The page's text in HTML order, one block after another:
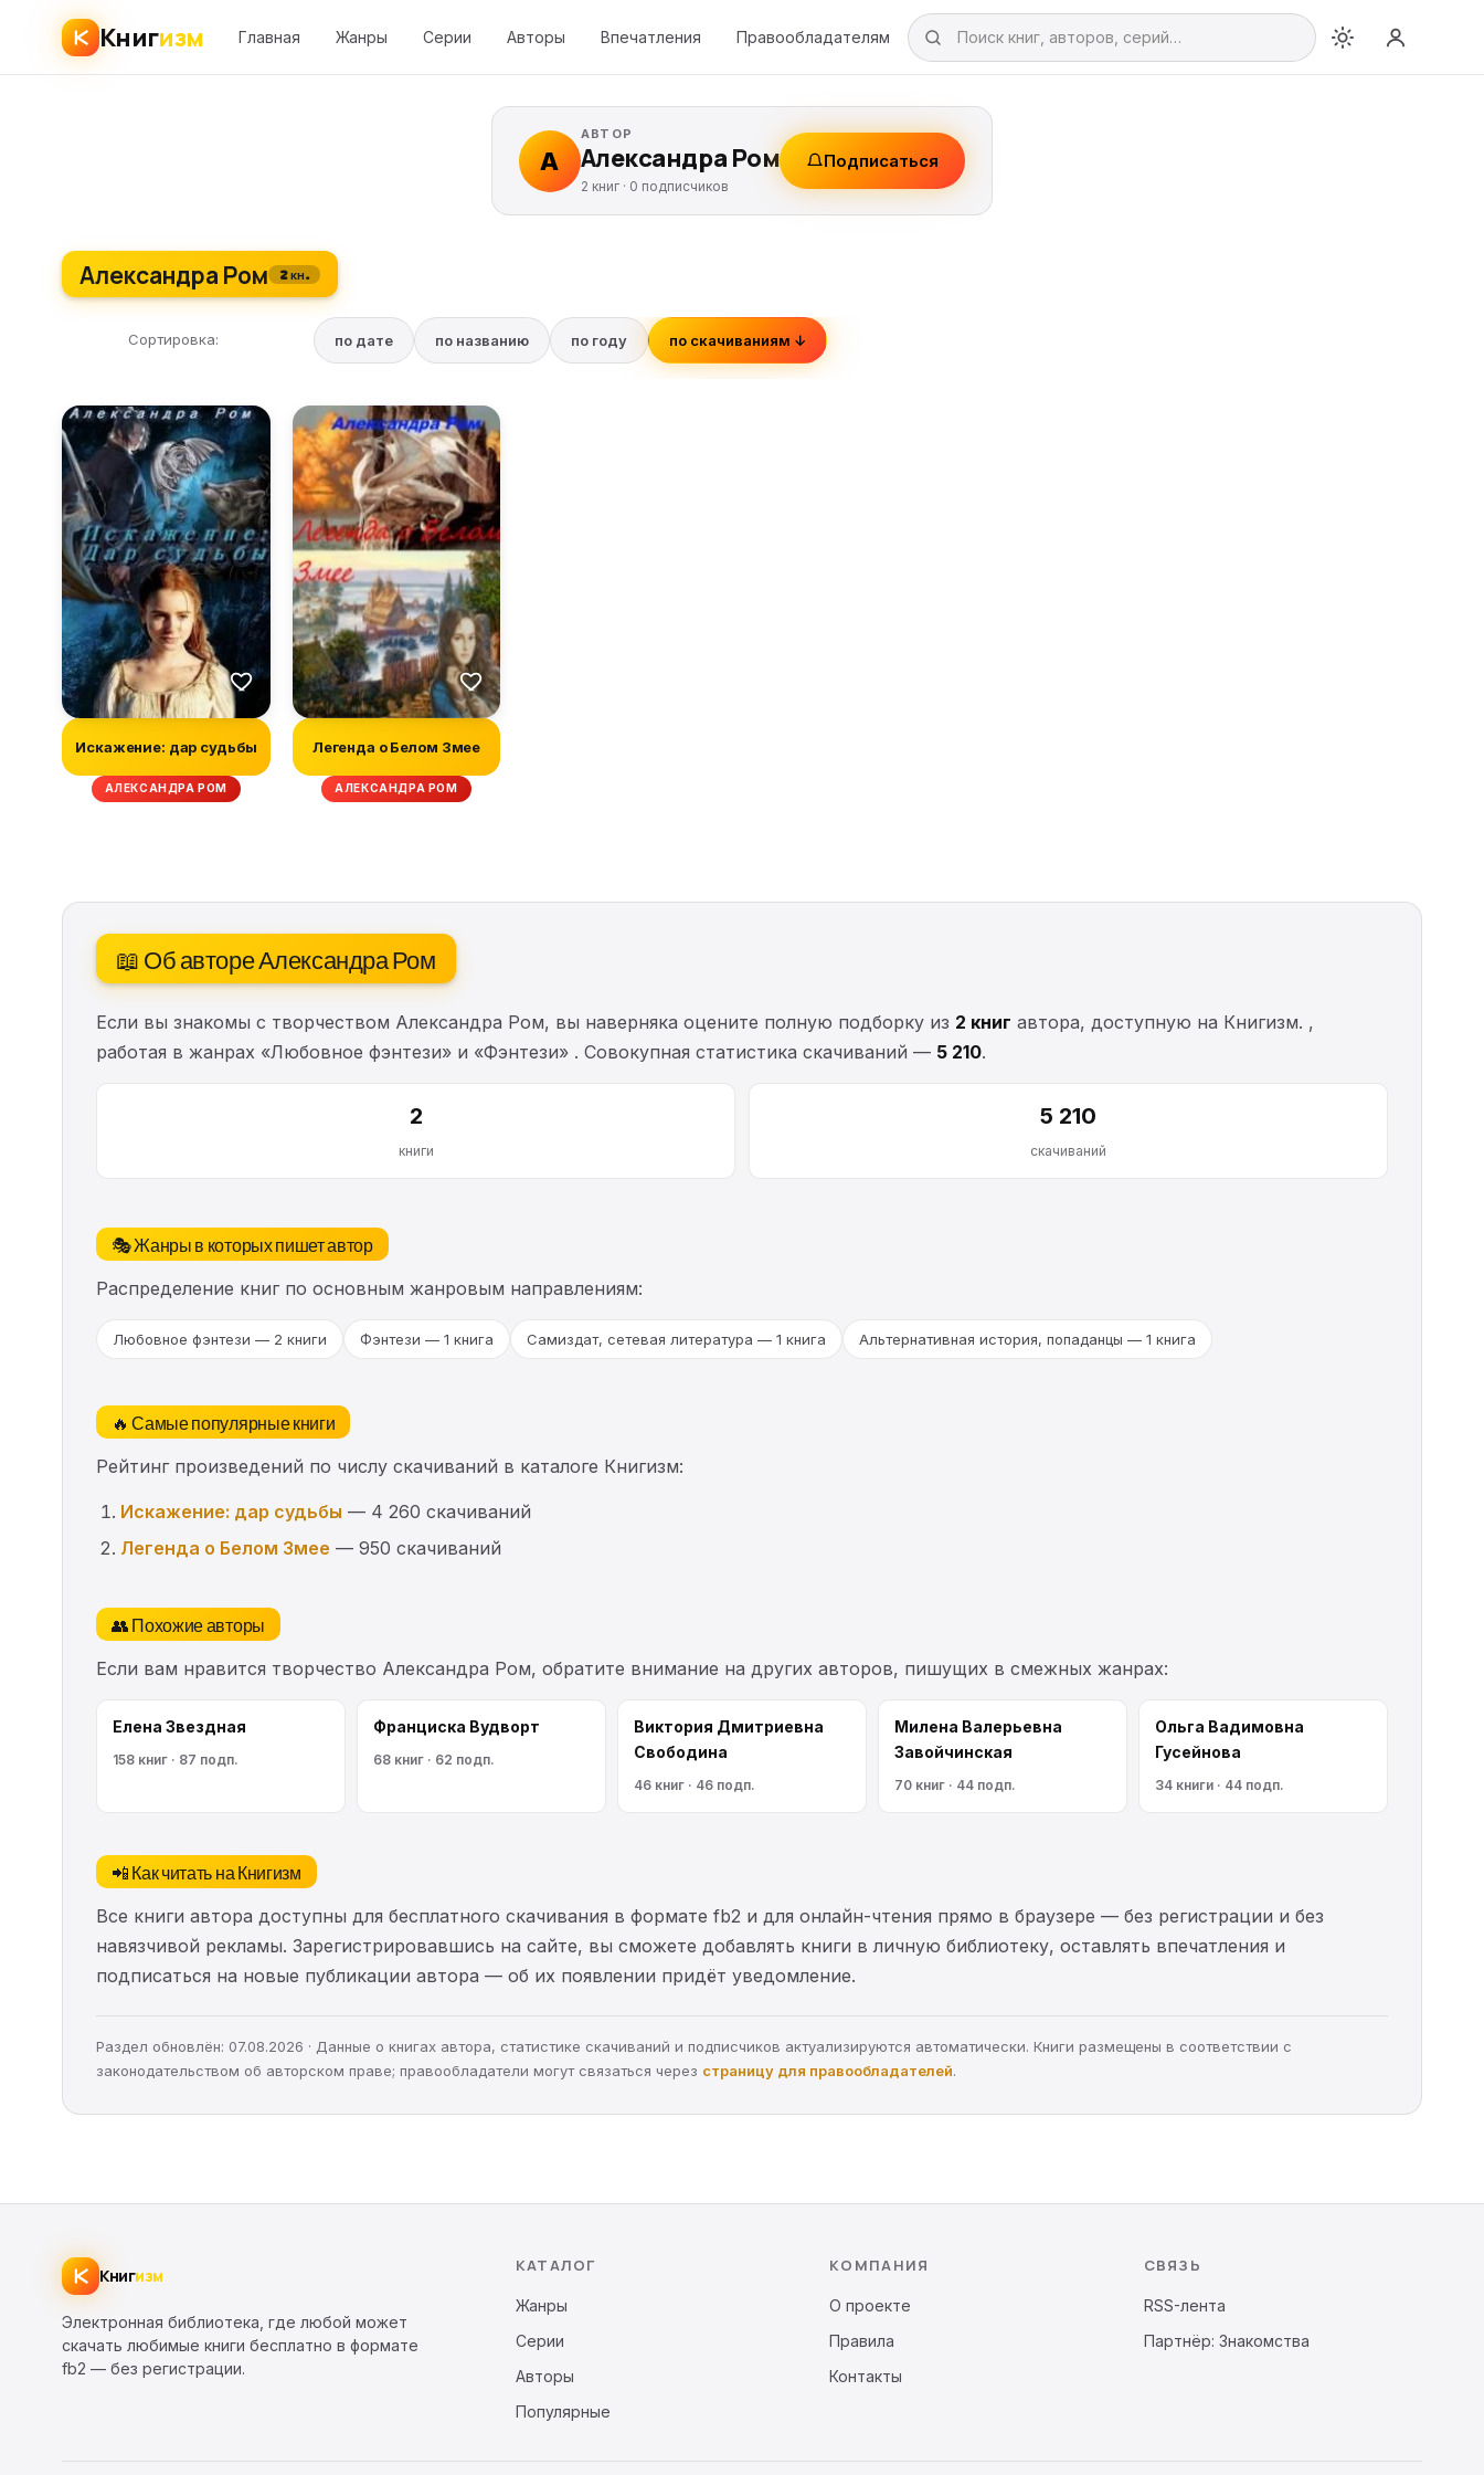
Книгизм Главная Жанры Серии Авторы Впечатления Правообладателям
А
АВТОР
Александра Ром
2 книг · 0 подписчиков
Подписаться
Александра Ром 2 кн.
Сортировка: по дате по названию по году по скачиваниям ↓
Искажение: дар судьбы
АЛЕКСАНДРА РОМ
Легенда о Белом Змее
АЛЕКСАНДРА РОМ
📖 Об авторе Александра Ром
Если вы знакомы с творчеством Александра Ром, вы наверняка оцените полную подборку из 2 книг автора, доступную на Книгизм. ,
работая в жанрах «Любовное фэнтези» и «Фэнтези» . Совокупная статистика скачиваний — 5 210.
2
книги
5 210
скачиваний
🎭 Жанры в которых пишет автор
Распределение книг по основным жанровым направлениям:
Любовное фэнтези — 2 книги Фэнтези — 1 книга Самиздат, сетевая литература — 1 книга Альтернативная история, попаданцы — 1 книга
🔥 Самые популярные книги
Рейтинг произведений по числу скачиваний в каталоге Книгизм:
Искажение: дар судьбы — 4 260 скачиваний
Легенда о Белом Змее — 950 скачиваний
👥 Похожие авторы
Если вам нравится творчество Александра Ром, обратите внимание на других авторов, пишущих в смежных жанрах:
Елена Звездная
158 книг · 87 подп.
Франциска Вудворт
68 книг · 62 подп.
Виктория Дмитриевна
Свободина
46 книг · 46 подп.
Милена Валерьевна
Завойчинская
70 книг · 44 подп.
Ольга Вадимовна
Гусейнова
34 книги · 44 подп.
📲 Как читать на Книгизм
Все книги автора доступны для бесплатного скачивания в формате fb2 и для онлайн-чтения прямо в браузере — без регистрации и без
навязчивой рекламы. Зарегистрировавшись на сайте, вы сможете добавлять книги в личную библиотеку, оставлять впечатления и
подписаться на новые публикации автора — об их появлении придёт уведомление.
Раздел обновлён: 07.08.2026 · Данные о книгах автора, статистике скачиваний и подписчиков актуализируются автоматически. Книги размещены в соответствии с
законодательством об авторском праве; правообладатели могут связаться через страницу для правообладателей.
Книгизм
Электронная библиотека, где любой может
скачать любимые книги бесплатно в формате
fb2 — без регистрации.
КАТАЛОГ
Жанры
Серии
Авторы
Популярные
КОМПАНИЯ
О проекте
Правила
Контакты
СВЯЗЬ
RSS-лента
Партнёр: Знакомства